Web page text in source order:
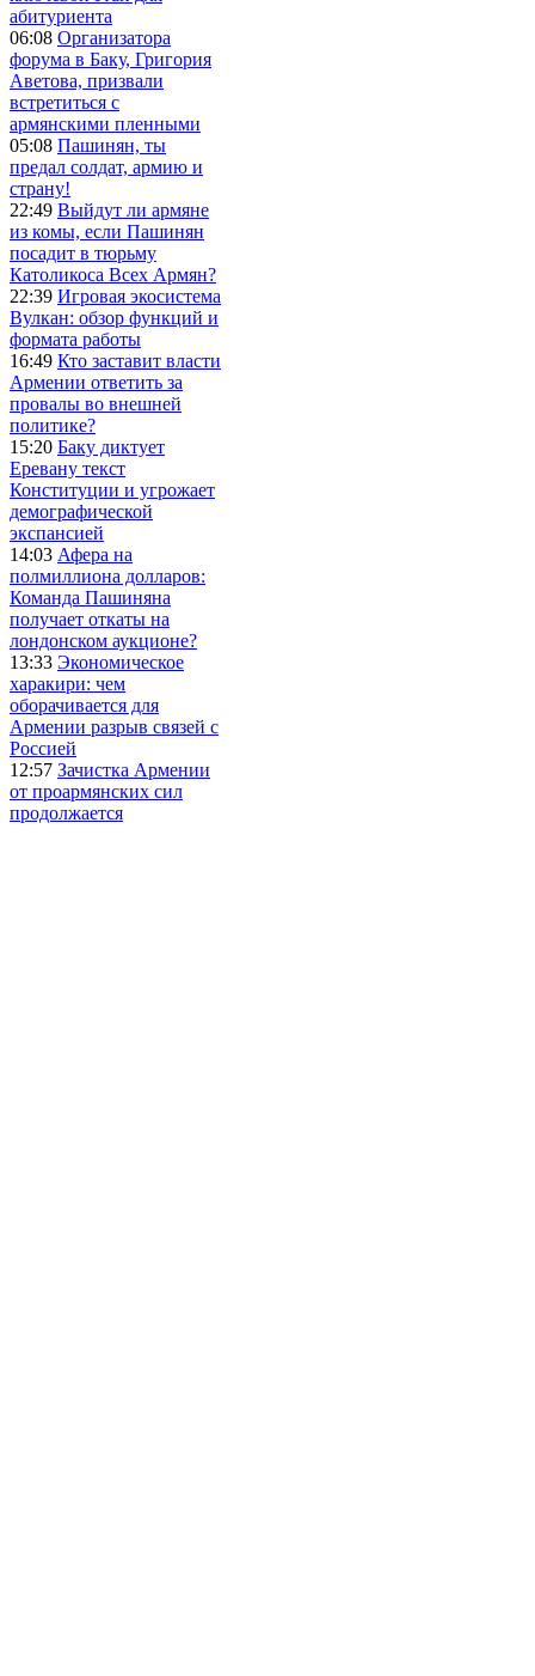
абитуриента
06:08 Организатора
форума в Баку, Григория
Аветова, призвали
встретиться с
армянскими пленными
05:08 Пашинян, ты
предал солдат, армию и
страну!
22:49 Выйдут ли армяне
из комы, если Пашинян
посадит в тюрьму
Католикоса Всех Армян?
22:39 Игровая экосистема
Вулкан: обзор функций и
формата работы
16:49 Кто заставит власти
Армении ответить за
провалы во внешней
политике?
15:20 Баку диктует
Еревану текст
Конституции и угрожает
демографической
экспансией
14:03 Афера на
полмиллиона долларов:
Команда Пашиняна
получает откаты на
лондонском аукционе?
13:33 Экономическое
харакири: чем
оборачивается для
Армении разрыв связей с
Россией
12:57 Зачистка Армении
от проармянских сил
продолжается